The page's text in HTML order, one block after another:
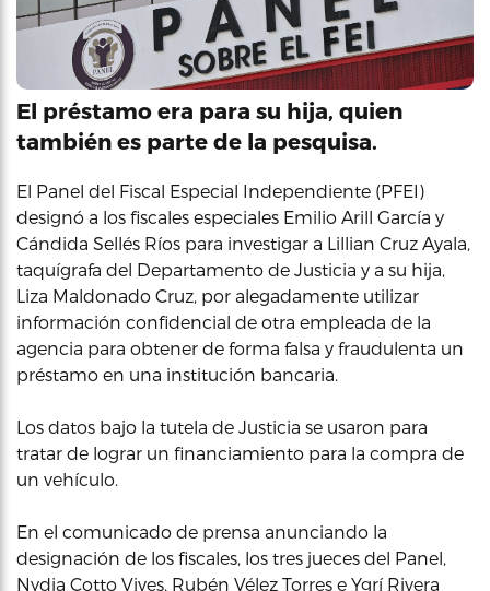
El préstamo era para su hija, quien
también es parte de la pesquisa.
El Panel del Fiscal Especial Independiente (PFEI)
designó a los fiscales especiales Emilio Arill García y
Cándida Sellés Ríos para investigar a Lillian Cruz Ayala,
taquígrafa del Departamento de Justicia y a su hija,
Liza Maldonado Cruz, por alegadamente utilizar
información confidencial de otra empleada de la
agencia para obtener de forma falsa y fraudulenta un
préstamo en una institución bancaria.
Los datos bajo la tutela de Justicia se usaron para
tratar de lograr un financiamiento para la compra de
un vehículo.
En el comunicado de prensa anunciando la
designación de los fiscales, los tres jueces del Panel,
Nydia Cotto Vives, Rubén Vélez Torres e Ygrí Rivera